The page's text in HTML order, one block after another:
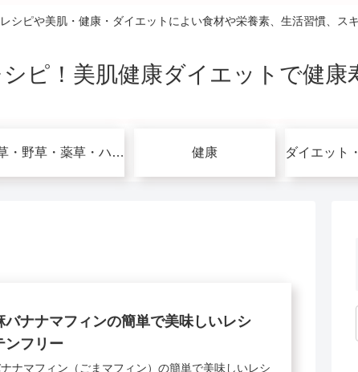
シピや美肌・健康・ダイエットによい食材や栄養素、生活習慣、ス
ピ！美肌健康ダイエットで健康
雑草・野草・薬草・ハーブ 健康
バナナマフィンの簡単で美味しいレシ
ンフリー
ナマフィン（ごまマフィン）の簡単で美味しいレシ